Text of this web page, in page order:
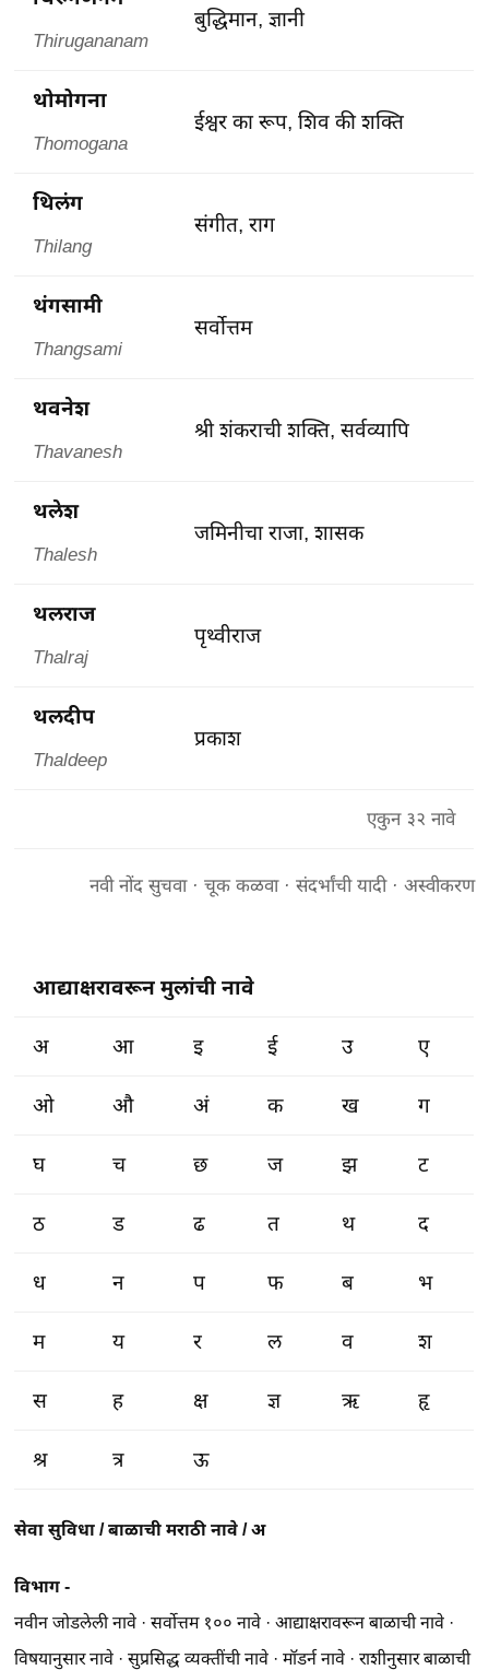
Thirugananam
बुद्धिमान, ज्ञानी
थोमोगना
Thomogana
ईश्वर का रूप, शिव की शक्ति
थिलंग
Thilang
संगीत, राग
थंगसामी
Thangsami
सर्वोत्तम
थवनेश
Thavanesh
श्री शंकराची शक्ति, सर्वव्यापि
थलेश
Thalesh
जमिनीचा राजा, शासक
थलराज
Thalraj
पृथ्वीराज
थलदीप
Thaldeep
प्रकाश
एकुन ३२ नावे
नवी नोंद सुचवा· चूक कळवा· संदर्भांची यादी· अस्वीकरण
आद्याक्षरावरून मुलांची नावे
अ आ इ ई उ ए
ओ औ अं क ख ग
घ च छ ज झ ट
ठ ड ढ त थ द
ध न प फ ब भ
म य र ल व श
स ह क्ष ज्ञ ऋ हृ
श्र त्र ऊ
सेवा सुविधा /बाळाची मराठी नावे /अ
विभाग -
नवीन जोडलेली नावे ·सर्वोत्तम १०० नावे ·आद्याक्षरावरून बाळाची नावे ·
विषयानुसार नावे ·सुप्रसिद्ध व्यक्तींची नावे ·मॉडर्न नावे ·राशीनुसार बाळाची